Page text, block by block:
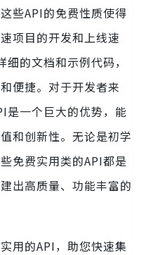
些API的免费性质使得
项目的开发和上线速
的文档和示例代码，
便捷。对于开发者来
是一个巨大的优势，能
和创新性。无论是初学
免费实用类的API都是
出高质量、功能丰富的
用的API，助您快速集